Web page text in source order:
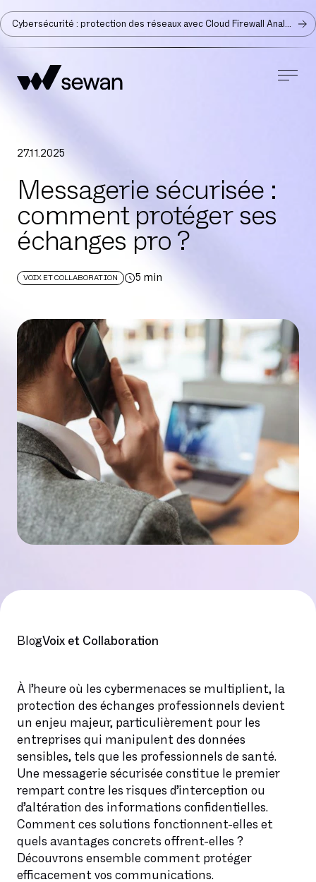
Cybersécurité : protection des réseaux avec Cloud Firewall Analyzer
27.11.2025
Messagerie sécurisée :
comment protéger ses
échanges pro ?
VOIX ET COLLABORATION 5 min
BlogVoix et Collaboration
À l’heure où les cybermenaces se multiplient, la
protection des échanges professionnels devient
un enjeu majeur, particulièrement pour les
entreprises qui manipulent des données
sensibles, tels que les professionnels de santé.
Une messagerie sécurisée constitue le premier
rempart contre les risques d’interception ou
d’altération des informations confidentielles.
Comment ces solutions fonctionnent-elles et
quels avantages concrets offrent-elles ?
Découvrons ensemble comment protéger
efficacement vos communications.